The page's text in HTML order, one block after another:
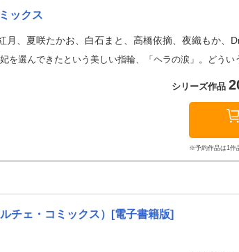
ックス
シリーズ作品
※予約作品は1作
チェ・コミックス）[電子書籍版]